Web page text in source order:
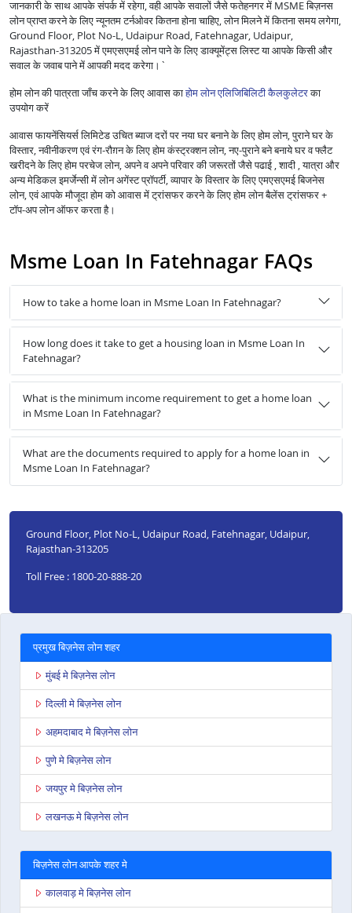
जानकारी के साथ आपके संपर्क में रहेगा, वही आपके सवालों जैसे फतेहनगर में MSME बिज़नस
लोन प्राप्त करने के लिए न्यूनतम टर्नओवर कितना होना चाहिए, लोन मिलने में कितना समय लगेगा,
Ground Floor, Plot No-L, Udaipur Road, Fatehnagar, Udaipur,
Rajasthan-313205 में एमएसएमई लोन पाने के लिए डाक्यूमेंट्स लिस्ट या आपके किसी और
सवाल के जवाब पाने में आपकी मदद करेगा।`
होम लोन की पात्रता जाँच करने के लिए आवास काहोम लोन एलिजिबिलिटी कैलकुलेटरका
उपयोग करें
आवास फायनेंसियर्स लिमिटेड उचित ब्याज दरों पर नया घर बनाने के लिए होम लोन, पुराने घर के
विस्तार, नवीनीकरण एवं रंग-रौग़न के लिए होम कंस्ट्रक्शन लोन, नए-पुराने बने बनाये घर व फ्लैट
खरीदने के लिए होम परचेज लोन, अपने व अपने परिवार की जरूरतों जैसे पढाई , शादी , यात्रा और
अन्य मेडिकल इमर्जेन्सी में लोन अगेंस्ट प्रॉपर्टी, व्यापार के विस्तार के लिए एमएसएमई बिजनेस
लोन, एवं आपके मौजूदा होम को आवास में ट्रांसफर करने के लिए होम लोन बैलेंस ट्रांसफर +
टॉप-अप लोन ऑफर करता है।
Msme Loan In Fatehnagar FAQs
How to take a home loan in Msme Loan In Fatehnagar?
How long does it take to get a housing loan in Msme Loan In
Fatehnagar?
What is the minimum income requirement to get a home loan
in Msme Loan In Fatehnagar?
What are the documents required to apply for a home loan in
Msme Loan In Fatehnagar?
Ground Floor, Plot No-L, Udaipur Road, Fatehnagar, Udaipur,
Rajasthan-313205
Toll Free : 1800-20-888-20
प्रमुख बिज़नेस लोन शहर
मुंबई मे बिज़नेस लोन
दिल्ली मे बिज़नेस लोन
अहमदाबाद मे बिज़नेस लोन
पुणे मे बिज़नेस लोन
जयपुर मे बिज़नेस लोन
लखनऊ मे बिज़नेस लोन
बिज़नेस लोन आपके शहर मे
कालवाड़ मे बिज़नेस लोन